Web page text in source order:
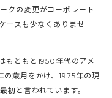
クの変更がコーポレート
ースも少なくありませ
もともと1950年代のアメ
の歳月をかけ、1975年の現
初と言われています。